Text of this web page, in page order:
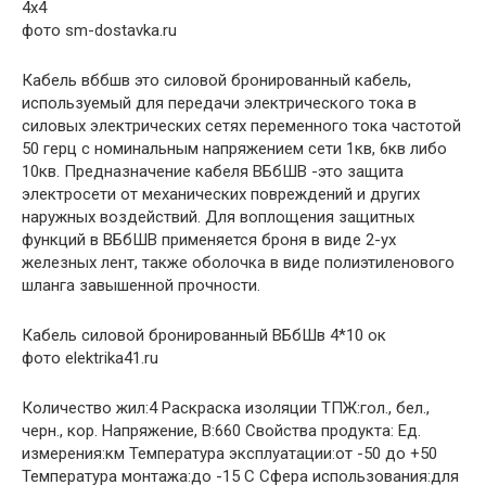
4х4
фото sm-dostavka.ru
Кабель вббшв это силовой бронированный кабель,
используемый для передачи электрического тока в
силовых электрических сетях переменного тока частотой
50 герц с номинальным напряжением сети 1кв, 6кв либо
10кв. Предназначение кабеля ВБбШВ -это защита
электросети от механических повреждений и других
наружных воздействий. Для воплощения защитных
функций в ВБбШВ применяется броня в виде 2-ух
железных лент, также оболочка в виде полиэтиленового
шланга завышенной прочности.
Кабель силовой бронированный ВБбШв 4*10 ок
фото elektrika41.ru
Количество жил:4 Раскраска изоляции ТПЖ:гол., бел.,
черн., кор. Напряжение, В:660 Свойства продукта: Ед.
измерения:км Температура эксплуатации:от -50 до +50
Температура монтажа:до -15 С Сфера использования:для